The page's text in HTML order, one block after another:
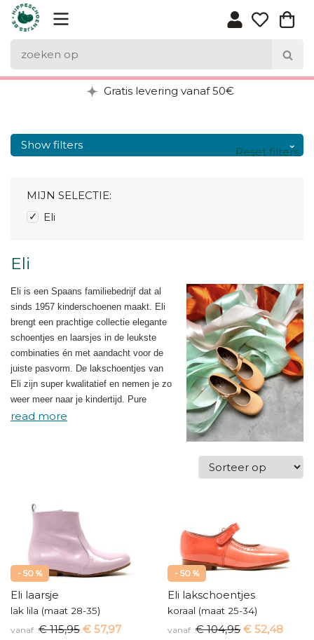
Gratis levering vanaf 50€
Show filters
Eli
Eli is een Spaans familiebedrijf dat al
sinds 1957 kinderschoenen maakt. Eli
brengt een prachtige collectie elegante
schoentjes en laarsjes in de leukste
combinaties én met aandacht voor de
juiste pasvorm. De lakschoentjes van
Eli zijn super kwalitatief en nemen je zo
weer meer naar je kindertijd. Pure
nostalgie en o zo mooi!
MIJN SELECTIE:
Eli
Reset filters
- 50 %
Eli laarsje
lak lila (maat 28-35)
vanaf € 115,95 € 57,97
- 50 %
Eli lakschoentjes
koraal (maat 25-34)
vanaf € 104,95 € 52,48